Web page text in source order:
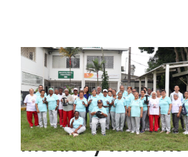
Museo Virtual
Gente pacífica
móviles y territorio